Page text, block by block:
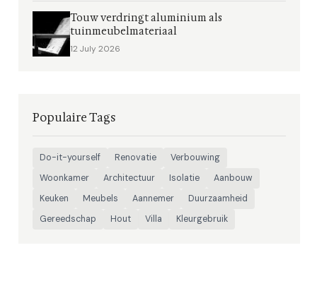
Touw verdringt aluminium als
tuinmeubelmateriaal
12 July 2026
Populaire Tags
Do-it-yourself Renovatie
Verbouwing
Woonkamer
Architectuur Isolatie
Aanbouw
Keuken
Meubels Aannemer
Duurzaamheid
Gereedschap
Hout Villa Kleurgebruik